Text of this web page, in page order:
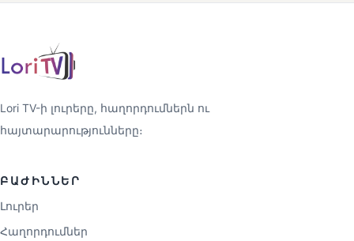
Lori TV-ի լուրերը, հաղորդումներն ու
հայտարարությունները։
ԲԱԺԻՆՆԵՐ
Լուրեր
Հաղորդումներ